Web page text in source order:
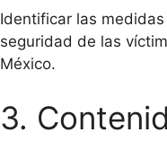
Identificar las
seguridad de las
México.
3.